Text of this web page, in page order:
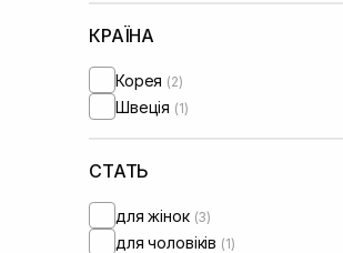
КРАЇНА
Корея (2)
Швеція (1)
СТАТЬ
для жінок (3)
для чоловіків (1)